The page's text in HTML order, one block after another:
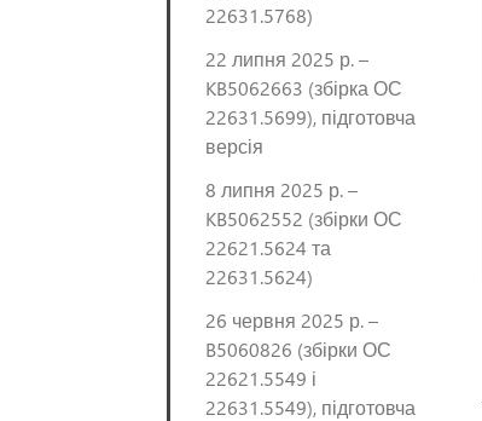
22631.5768)
22 липня 2025 р. –
KB5062663 (збірка ОС
22631.5699), підготовча
версія
8 липня 2025 р. –
KB5062552 (збірки ОС
22621.5624 та
22631.5624)
26 червня 2025 р. –
B5060826 (збірки ОС
22621.5549 і
22631.5549), підготовча